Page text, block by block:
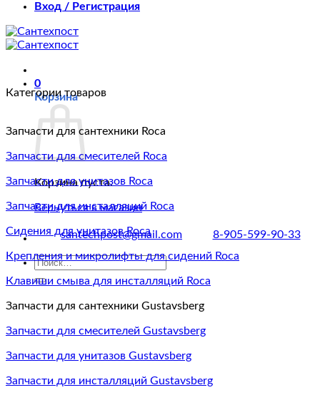
Вход / Регистрация
0
Корзина
Корзина пуста.
Вернуться в магазин
santechpost@gmail.com 8-905-599-90-33
Искать:
Категории товаров
Запчасти для сантехники Roca
Запчасти для смесителей Roca
Запчасти для унитазов Roca
Запчасти для инсталляций Roca
Сидения для унитазов Roca
Крепления и микролифты для сидений Roca
Клавиши смыва для инсталляций Roca
Запчасти для сантехники Gustavsberg
Запчасти для смесителей Gustavsberg
Запчасти для унитазов Gustavsberg
Запчасти для инсталляций Gustavsberg